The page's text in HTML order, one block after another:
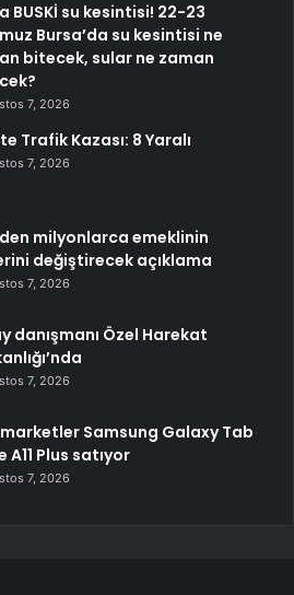
BUSKİ su kesintisi! 22-23
Bursa’da su kesintisi ne
bitecek, sular ne zaman
7, 2026
Trafik Kazası: 8 Yaralı
7, 2026
milyonlarca emeklinin
değiştirecek açıklama
7, 2026
danışmanı Özel Harekat
7, 2026
marketler Samsung Galaxy Tab
A11 Plus satıyor
7, 2026